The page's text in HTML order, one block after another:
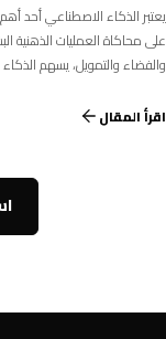
يعتبر الذكاء الاصطناعي أحد
على محاكاة العمليات الذهنية
والفضاء والتمويل، يسهم
اقرأ المقال